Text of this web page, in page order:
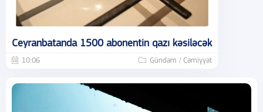
Ceyranbatanda 1500 abonentin qazı kəsiləcək
10:06 Gündəm / Cəmiyyət